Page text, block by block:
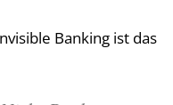
Banking ist das